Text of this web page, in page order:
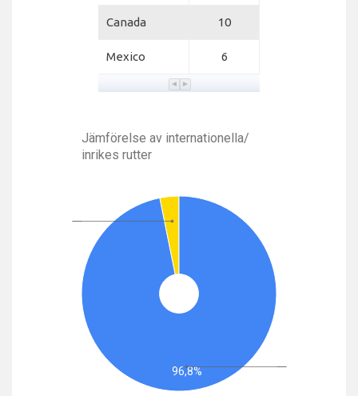
Canada 10
Mexico 6
Jämförelse av internationella/
inrikes rutter
96,8%